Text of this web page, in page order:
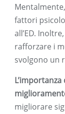
fattori
all’ED.
rafforzare i
svolgono un
migliorare